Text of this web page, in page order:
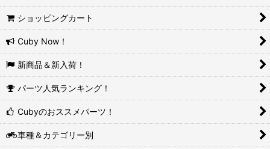
ショッピングカート
Cuby Now！
新商品＆新入荷！
パーツ人気ランキング！
Cubyのおススメパーツ！
車種＆カテゴリー別